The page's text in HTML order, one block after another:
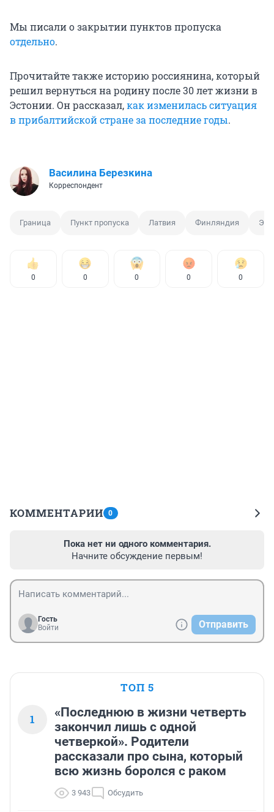
Мы писали о закрытии пунктов пропуска
отдельно.
Прочитайте также историю россиянина, который
решил вернуться на родину после 30 лет жизни в
Эстонии. Он рассказал,как изменилась ситуация
в прибалтийской стране за последние годы.
Василина Березкина
Корреспондент
Граница Пункт пропуска Латвия Финляндия
0 0 0 0 0
КОММЕНТАРИИ 0
Пока нет ни одного комментария.
Начните обсуждение первым!
Гость
Войти
Отправить
ТОП 5
1
«Последнюю в жизни четверть
закончил лишь с одной
четверкой». Родители
рассказали про сына, который
всю жизнь боролся с раком
3 943 Обсудить